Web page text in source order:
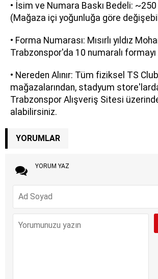
• İsim ve Numara Baskı Bedeli:
(Mağaza içi yoğunluğa göre
• Forma Numarası: Mısırlı yıldız
Trabzonspor'da 10 numaralı
• Nereden Alınır: Tüm fiziksel TS Club
mağazalarından, stadyum
Trabzonspor Alışveriş Sitesi
alabilirsiniz.
YORUMLAR
YORUM YAZ